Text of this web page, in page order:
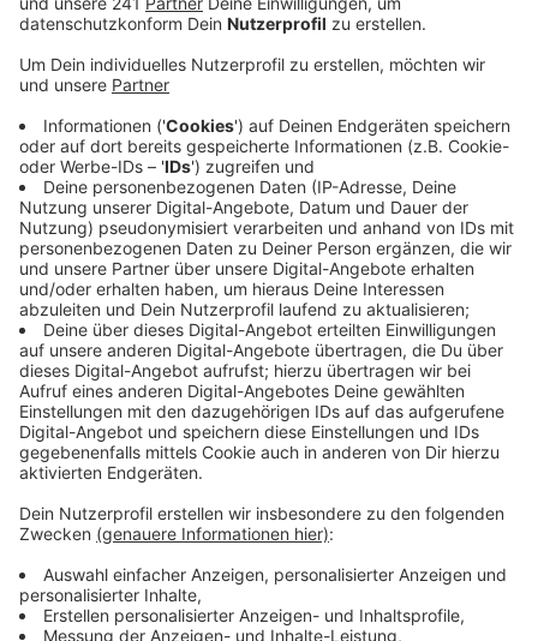
Arbeitsplatz zu halten, auch nicht bei vorheriger
Anzeige
Laut Gericht muss ein Arbeitgeber stets abwägen:
Interessen des Unternehmens, Schutz der Kunden und
Mitarbeiter stehen im Vordergrund. In einer Spielhalle
sei der Hund insbesondere aus Hygiene- und
Sicherheitsgründen nicht zumutbar. Das gilt auch dann,
wenn der Hund laut Halterin brav und stubenrein sei.
Die Richter in Düsseldorf betonten, dass selbst ein
lange praktiziertes Mitbringen des Hundes kein
dauerhaftes Recht begründe. Arbeitgeber dürfen dies
aus betrieblichen Gründen jederzeit widerrufen, wenn
sachliche Gründe vorliegen – etwa neue
Sicherheitsrichtlinien, wie sie in diesem Fall offenbar
eingeführt wurden.
Anzeige